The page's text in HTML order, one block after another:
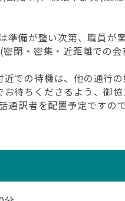
備が整い次第、職員が案
閉・密集・近距離での
での待機は、他の通行
待ちくださるよう、御
通訳者を配置予定ですの